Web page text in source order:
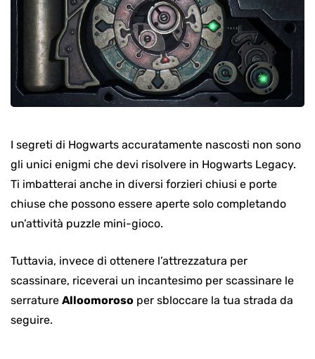
I segreti di Hogwarts accuratamente nascosti non sono
gli unici enigmi che devi risolvere in Hogwarts Legacy.
Ti imbatterai anche in diversi forzieri chiusi e porte
chiuse che possono essere aperte solo completando
un’attività puzzle mini-gioco.
Tuttavia, invece di ottenere l’attrezzatura per
scassinare, riceverai un incantesimo per scassinare le
serrature Alloomoroso per sbloccare la tua strada da
seguire.